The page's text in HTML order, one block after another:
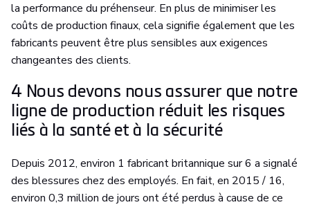
la performance du préhenseur. En plus de minimiser les
coûts de production finaux, cela signifie également que les
fabricants peuvent être plus sensibles aux exigences
changeantes des clients.
4 Nous devons nous assurer que notre
ligne de production réduit les risques
liés à la santé et à la sécurité
Depuis 2012, environ 1 fabricant britannique sur 6 a signalé
des blessures chez des employés. En fait, en 2015 / 16,
environ 0,3 million de jours ont été perdus à cause de ce